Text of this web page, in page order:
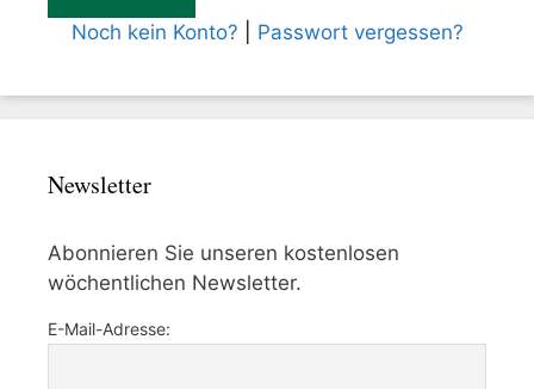
Noch kein Konto? Passwort vergessen?
Newsletter
Abonnieren Sie unseren kostenlosen
wöchentlichen Newsletter.
E-Mail-Adresse: